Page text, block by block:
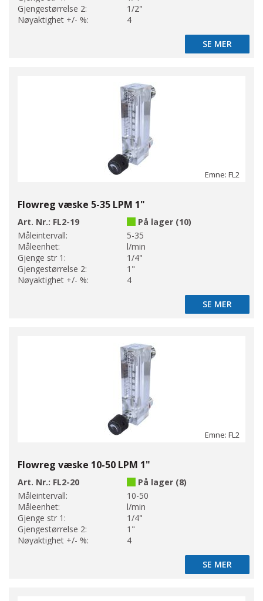
Gjengestørrelse 2:
1/2"
Nøyaktighet +/- %:
4
SE MER
SE MER
Emne: FL2
Flowreg væske 5-35 LPM 1"
Art. Nr.: FL2-19
På lager (10)
Måleintervall:
5-35
Måleenhet:
l/min
Gjenge str 1:
1/4"
Gjengestørrelse 2:
1"
Nøyaktighet +/- %:
4
SE MER
SE MER
Emne: FL2
Flowreg væske 10-50 LPM 1"
Art. Nr.: FL2-20
På lager (8)
Måleintervall:
10-50
Måleenhet:
l/min
Gjenge str 1:
1/4"
Gjengestørrelse 2:
1"
Nøyaktighet +/- %:
4
SE MER
SE MER